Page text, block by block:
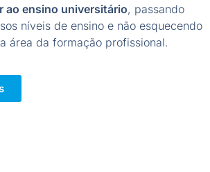
ao ensino universitário, passando
níveis de ensino e não esquecendo
área da formação profissional.